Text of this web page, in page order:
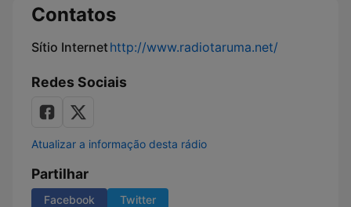
Contatos
Sítio Internethttp://www.radiotaruma.net/
Redes Sociais
Atualizar a informação desta rádio
Partilhar
Facebook Twitter